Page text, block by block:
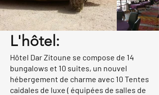
L'hôtel:
Hôtel Dar Zitoune se compose de 14
bungalows et 10 suites, un nouvel
hébergement de charme avec 10 Tentes
caidales de luxe ( équipées de salles de